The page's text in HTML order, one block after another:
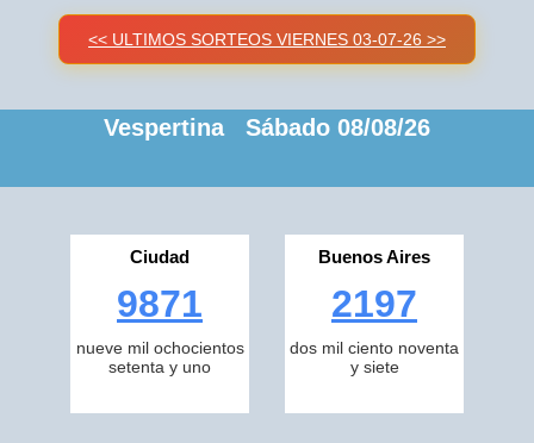
<< ULTIMOS SORTEOS VIERNES 03-07-26 >>
Vespertina Sábado 08/08/26
Ciudad
9871
nueve mil ochocientos
setenta y uno
Buenos Aires
2197
dos mil ciento noventa
y siete